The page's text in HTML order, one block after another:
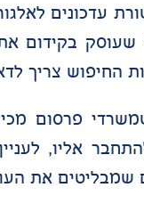
עדכונים
שעוסק
צריך
פרסום
אליו,
את